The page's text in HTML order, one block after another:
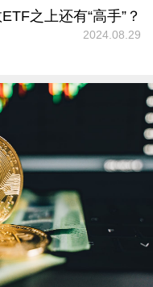
之上还有“高手”？
2024.08.29